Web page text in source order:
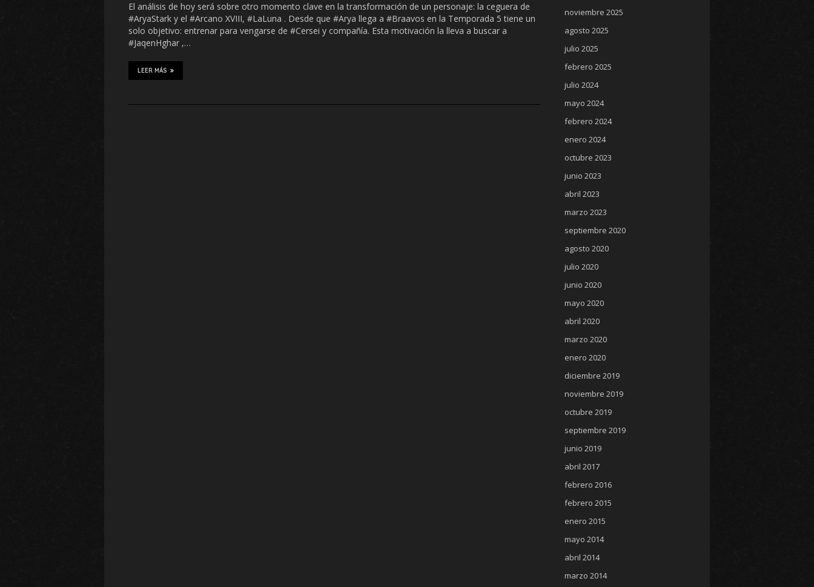
El análisis de hoy será sobre otro momento clave en la transformación de un personaje: la ceguera de
#AryaStark y el #Arcano XVIII, #LaLuna . Desde que #Arya llega a #Braavos en la Temporada 5 tiene un
solo objetivo: entrenar para vengarse de #Cersei y compañía. Esta motivación la lleva a buscar a
#JaqenHghar ,…
LEER MÁS
noviembre 2025
agosto 2025
julio 2025
febrero 2025
julio 2024
mayo 2024
febrero 2024
enero 2024
octubre 2023
junio 2023
abril 2023
marzo 2023
septiembre 2020
agosto 2020
julio 2020
junio 2020
mayo 2020
abril 2020
marzo 2020
enero 2020
diciembre 2019
noviembre 2019
octubre 2019
septiembre 2019
junio 2019
abril 2017
febrero 2016
febrero 2015
enero 2015
mayo 2014
abril 2014
marzo 2014